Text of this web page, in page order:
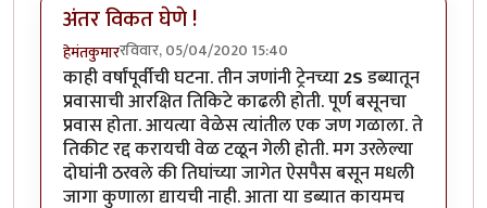
अंतर विकत घेणे !
हेमंतकुमाररविवार, 05/04/2020 15:40
काही वर्षांपूर्वीची घटना. तीन जणांनी ट्रेनच्या2Sडब्यातून
प्रवासाची आरक्षित तिकिटे काढली होती. पूर्ण बसूनचा
प्रवास होता. आयत्या वेळेस त्यांतील एक जण गळाला. ते
तिकीट रद्द करायची वेळ टळून गेली होती. मग उरलेल्या
दोघांनी ठरवले की तिघांच्या जागेत ऐसपैस बसून मधली
जागा कुणाला द्यायची नाही. आता या डब्यात कायमच